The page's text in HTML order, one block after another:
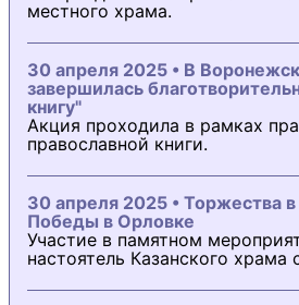
местного храма.
30 апреля 2025 • В
завершилась
книгу"
Акция проходила в рамках
православной книги.
30 апреля 2025 • Торжества
Победы в Орловке
Участие в памятном
настоятель Казанского храма